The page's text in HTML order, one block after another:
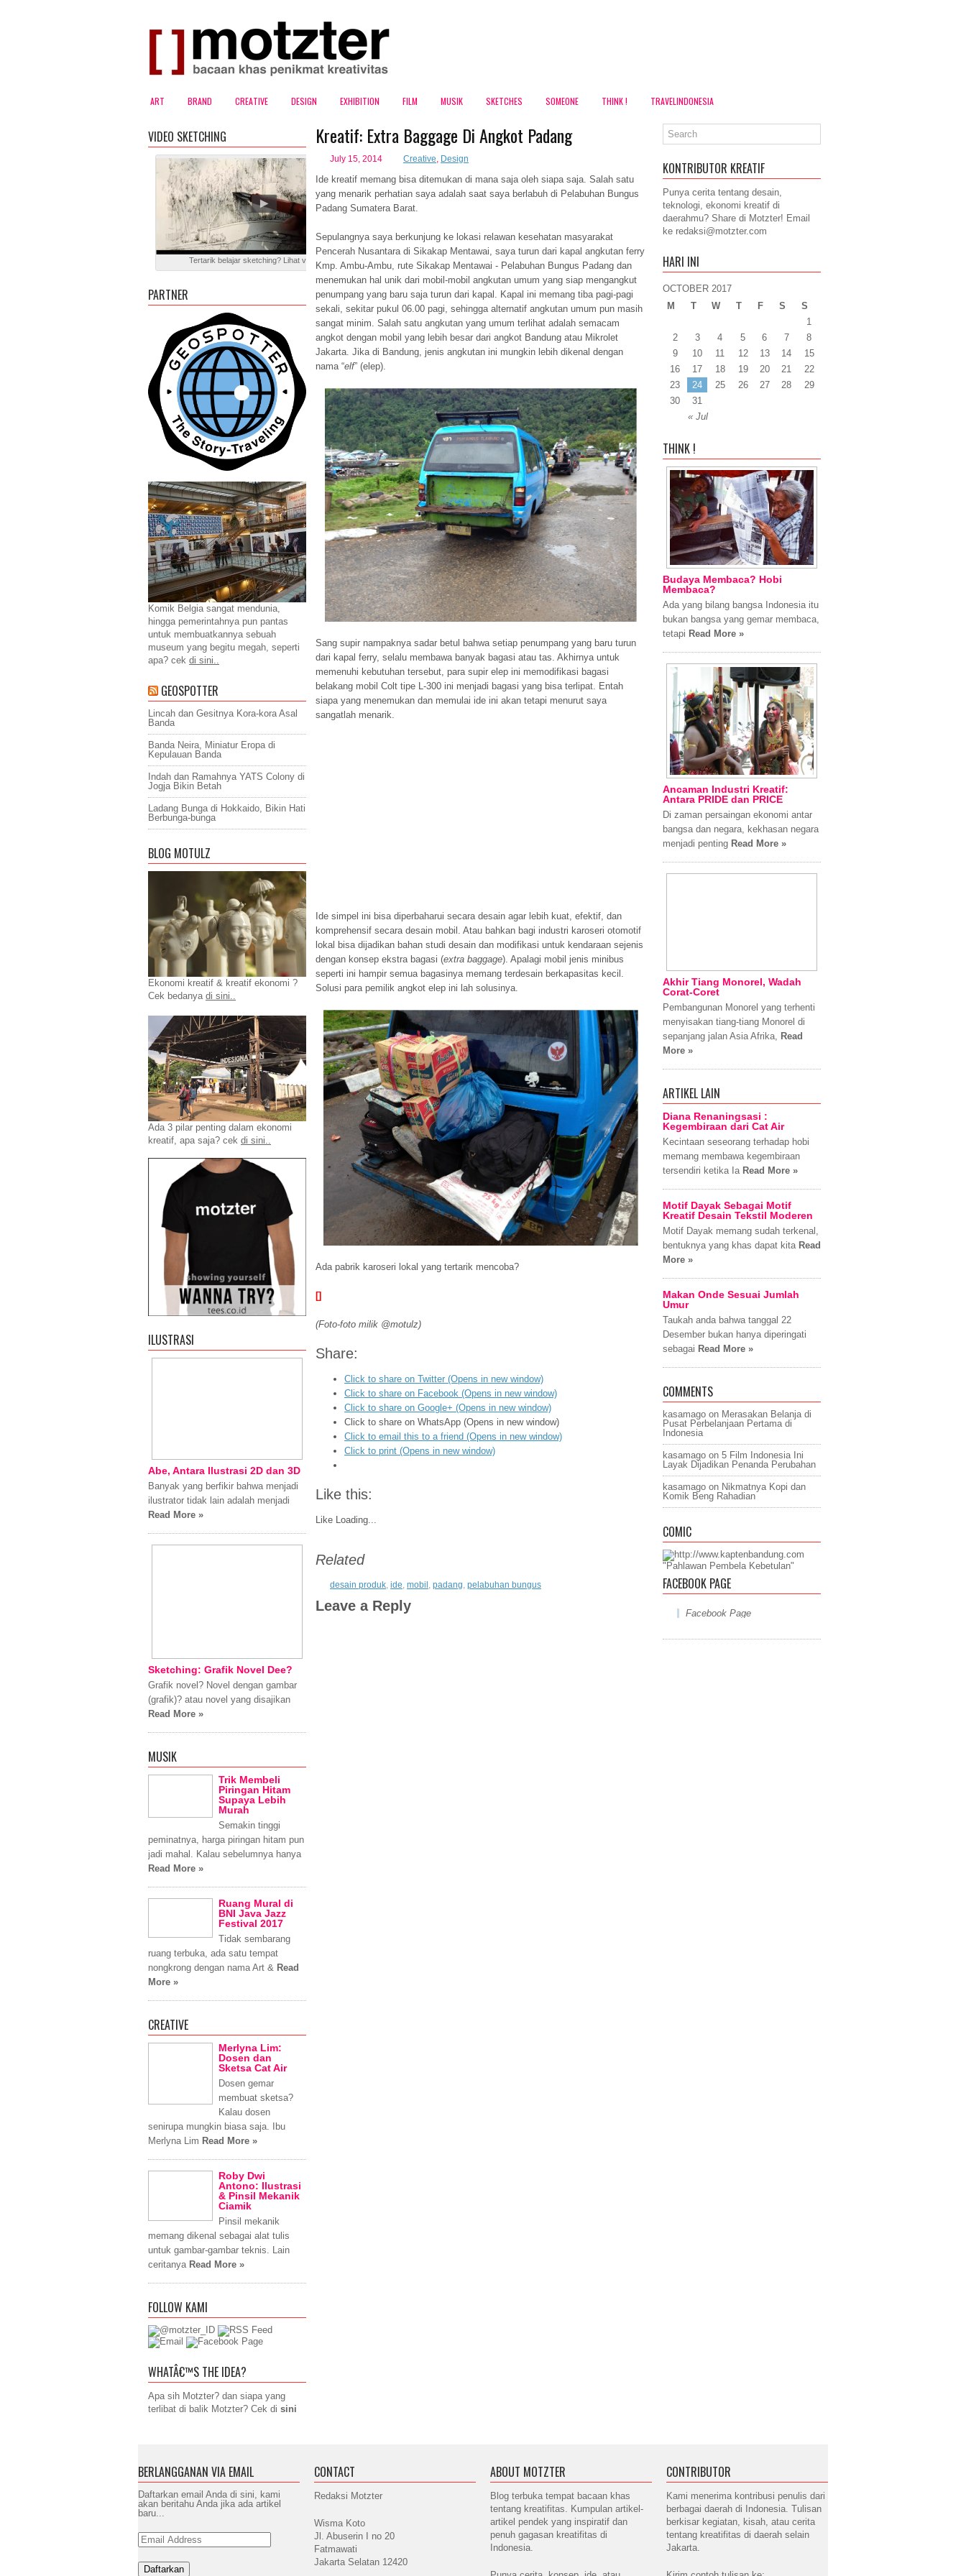
ART BRAND CREATIVE DESIGN EXHIBITION FILM MUSIK SKETCHES SOMEONE THINK ! TRAVELINDONESIA
Kreatif: Extra Baggage Di Angkot Padang
July 15, 2014 Creative, Design
Ide kreatif memang bisa ditemukan di mana saja oleh siapa saja. Salah satu
yang menarik perhatian saya adalah saat saya berlabuh di Pelabuhan Bungus
Padang Sumatera Barat.
Sepulangnya saya berkunjung ke lokasi relawan kesehatan masyarakat
Pencerah Nusantara di Sikakap Mentawai, saya turun dari kapal angkutan ferry
Kmp. Ambu-Ambu, rute Sikakap Mentawai - Pelabuhan Bungus Padang dan
menemukan hal unik dari mobil-mobil angkutan umum yang siap mengangkut
penumpang yang baru saja turun dari kapal. Kapal ini memang tiba pagi-pagi
sekali, sekitar pukul 06.00 pagi, sehingga alternatif angkutan umum pun masih
sangat minim. Salah satu angkutan yang umum terlihat adalah semacam
angkot dengan mobil yang lebih besar dari angkot Bandung atau Mikrolet
Jakarta. Jika di Bandung, jenis angkutan ini mungkin lebih dikenal dengan
nama “elf” (elep).
Sang supir nampaknya sadar betul bahwa setiap penumpang yang baru turun
dari kapal ferry, selalu membawa banyak bagasi atau tas. Akhirnya untuk
memenuhi kebutuhan tersebut, para supir elep ini memodifikasi bagasi
belakang mobil Colt tipe L-300 ini menjadi bagasi yang bisa terlipat. Entah
siapa yang menemukan dan memulai ide ini akan tetapi menurut saya
sangatlah menarik.
Ide simpel ini bisa diperbaharui secara desain agar lebih kuat, efektif, dan
komprehensif secara desain mobil. Atau bahkan bagi industri karoseri otomotif
lokal bisa dijadikan bahan studi desain dan modifikasi untuk kendaraan sejenis
dengan konsep ekstra bagasi (extra baggage). Apalagi mobil jenis minibus
seperti ini hampir semua bagasinya memang terdesain berkapasitas kecil.
Solusi para pemilik angkot elep ini lah solusinya.
Ada pabrik karoseri lokal yang tertarik mencoba?
[]
(Foto-foto milik @motulz)
Share:
Click to share on Twitter (Opens in new window)
Click to share on Facebook (Opens in new window)
Click to share on Google+ (Opens in new window)
Click to share on WhatsApp (Opens in new window)
Click to email this to a friend (Opens in new window)
Click to print (Opens in new window)
Like this:
Like Loading...
Related
desain produk, ide, mobil , padang, pelabuhan bungus
Leave a Reply
VIDEO SKETCHING
Tertarik belajar sketching? Lihat video blog ini
PARTNER
Komik Belgia sangat mendunia,
hingga pemerintahnya pun pantas
untuk membuatkannya sebuah
museum yang begitu megah, seperti
apa? cek di sini..
GEOSPOTTER
Lincah dan Gesitnya Kora-kora Asal
Banda
Banda Neira, Miniatur Eropa di
Kepulauan Banda
Indah dan Ramahnya YATS Colony di
Jogja Bikin Betah
Ladang Bunga di Hokkaido, Bikin Hati
Berbunga-bunga
BLOG MOTULZ
Ekonomi kreatif & kreatif ekonomi ?
Cek bedanya di sini..
Ada 3 pilar penting dalam ekonomi
kreatif, apa saja? cek di sini..
ILUSTRASI
Abe, Antara Ilustrasi 2D dan 3D
Banyak yang berfikir bahwa menjadi
ilustrator tidak lain adalah menjadi
Read More »
Sketching: Grafik Novel Dee?
Grafik novel? Novel dengan gambar
(grafik)? atau novel yang disajikan
Read More »
MUSIK
Trik Membeli
Piringan Hitam
Supaya Lebih
Murah
Semakin tinggi
peminatnya, harga piringan hitam pun
jadi mahal. Kalau sebelumnya hanya
Read More »
Ruang Mural di
BNI Java Jazz
Festival 2017
Tidak sembarang
ruang terbuka, ada satu tempat
nongkrong dengan nama Art & Read
More »
CREATIVE
Merlyna Lim:
Dosen dan
Sketsa Cat Air
Dosen gemar
membuat sketsa?
Kalau dosen
senirupa mungkin biasa saja. Ibu
Merlyna Lim Read More »
Roby Dwi
Antono: Ilustrasi
& Pinsil Mekanik
Ciamik
Pinsil mekanik
memang dikenal sebagai alat tulis
untuk gambar-gambar teknis. Lain
ceritanya Read More »
FOLLOW KAMI
WHATÂ€™S THE IDEA?
Apa sih Motzter? dan siapa yang
terlibat di balik Motzter? Cek di sini
KONTRIBUTOR KREATIF
Punya cerita tentang desain,
teknologi, ekonomi kreatif di
daerahmu? Share di Motzter! Email
ke redaksi@motzter.com
HARI INI
OCTOBER 2017
M
T W T F S S
« Jul
1
2
3 4 5 6 7
8
9
10 11 12 13 14
15
16
17 18 19 20 21
22
23
24 25 26 27 28
29
30
31
THINK !
Budaya Membaca? Hobi
Membaca?
Ada yang bilang bangsa Indonesia itu
bukan bangsa yang gemar membaca,
tetapi Read More »
Ancaman Industri Kreatif:
Antara PRIDE dan PRICE
Di zaman persaingan ekonomi antar
bangsa dan negara, kekhasan negara
menjadi penting Read More »
Akhir Tiang Monorel, Wadah
Corat-Coret
Pembangunan Monorel yang terhenti
menyisakan tiang-tiang Monorel di
sepanjang jalan Asia Afrika, Read
More »
ARTIKEL LAIN
Diana Renaningsasi :
Kegembiraan dari Cat Air
Kecintaan seseorang terhadap hobi
memang membawa kegembiraan
tersendiri ketika Ia Read More »
Motif Dayak Sebagai Motif
Kreatif Desain Tekstil Moderen
Motif Dayak memang sudah terkenal,
bentuknya yang khas dapat kita Read
More »
Makan Onde Sesuai Jumlah
Umur
Taukah anda bahwa tanggal 22
Desember bukan hanya diperingati
sebagai Read More »
COMMENTS
kasamago on Merasakan Belanja di
Pusat Perbelanjaan Pertama di
Indonesia
kasamago on 5 Film Indonesia Ini
Layak Dijadikan Penanda Perubahan
kasamago on Nikmatnya Kopi dan
Komik Beng Rahadian
COMIC
"Pahlawan Pembela Kebetulan"
FACEBOOK PAGE
Facebook Page
BERLANGGANAN VIA EMAIL
Daftarkan email Anda di sini, kami
akan beritahu Anda jika ada artikel
baru...
Email
Address
CONTACT
Redaksi Motzter
Wisma Koto
Jl. Abuserin I no 20
Fatmawati
Jakarta Selatan 12420
ABOUT MOTZTER
Blog terbuka tempat bacaan khas
tentang kreatifitas. Kumpulan artikel-
artikel pendek yang inspiratif dan
penuh gagasan kreatifitas di
Indonesia.
CONTRIBUTOR
Kami menerima kontribusi penulis dari
berbagai daerah di Indonesia. Tulisan
berkisar kegiatan, kisah, atau cerita
tentang kreatifitas di daerah selain
Jakarta.